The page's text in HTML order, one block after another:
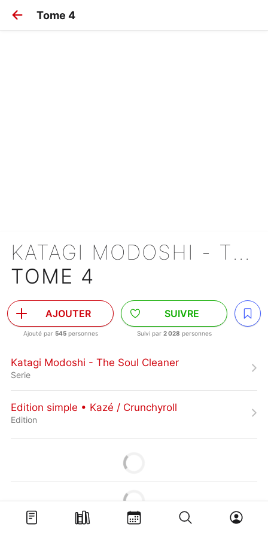
Tome 4
KATAGI MODOSHI - THE SOUL CLEANER
TOME 4
AJOUTER
Ajouté par 545personnes
SUIVRE
Suivi par 2 028 personnes
Katagi Modoshi - The Soul Cleaner
Serie
Edition simple • Kazé / Crunchyroll
Edition